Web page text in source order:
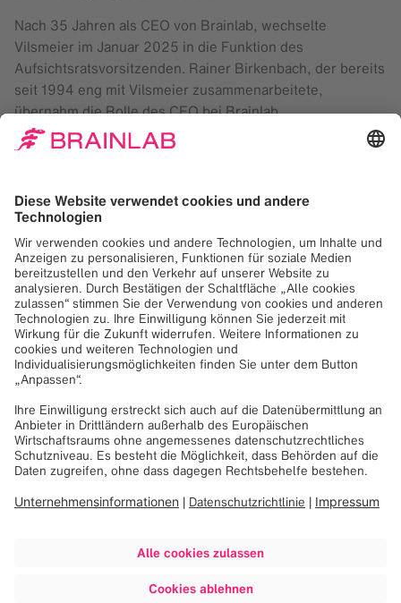
Nach 35 Jahren als CEO von Brainlab, wechselte
Vilsmeier im Januar 2025 in die Funktion des
Aufsichtsratsvorsitzenden. Rainer Birkenbach, der bereits
seit 1994 eng mit Vilsmeier zusammenarbeitete,
übernahm die Rolle des CEO bei Brainlab.
Brainlab digitalisiert medizinische Abläufe von der
Diagnose bis zur Therapie, um Ärzt:innen und
Patient:innen bessere Behandlungsmöglichkeiten
zu bieten. Das innovative Ökosystem von Brainlab
bildet die Grundlage für moderne Medizin in 4000
Krankenhäusern in 120 Ländern. Das vor über 36
Jahren in München gegründete Unternehmen
beschäftigt ca. 2100 Mitarbeiter:innen an 23
Standorten.
Weitere Informationen erhalten Sie unterBrainlab
oder besuchen Sie uns aufLinkedIn
,
Facebook
undInstagram .
Brainlab Press Release Snke Spin-off DE